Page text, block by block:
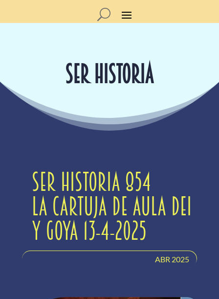
SER HISTORIA
Ser Historia 854
La cartuja de Aula Dei
y Goya 13-4-2025
ABR 2025